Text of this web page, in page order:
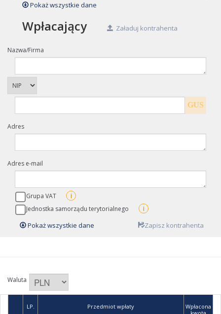
Pokaż wszystkie dane
Wpłacający Załaduj kontrahenta
Nazwa/Firma
GUS
Adres
Adres e-mail
Grupa VAT i
Jednostka samorządu terytorialnego i
Pokaż wszystkie dane Zapisz kontrahenta
Waluta
LP. Przedmiot wpłaty
Wpłacona